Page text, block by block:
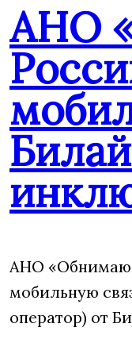
АНО
АНО «Обнимаю
мобильную
оператор) от